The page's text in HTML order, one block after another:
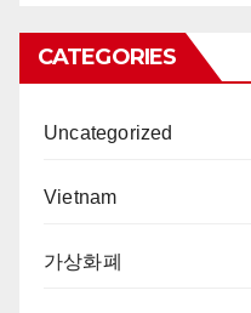
CATEGORIES
Uncategorized
Vietnam
가상화폐